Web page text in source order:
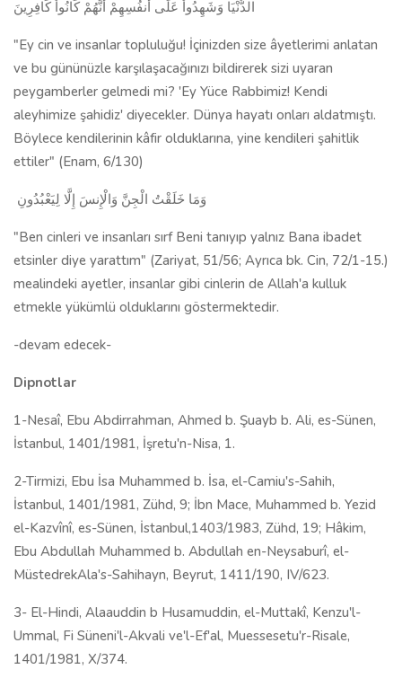
الدُّنْيَا وَشَهِدُواْ عَلَى أَنفُسِهِمْ أَنَّهُمْ كَانُواْ كَافِرِينَ
"Ey cin ve insanlar topluluğu! İçinizden size âyetlerimi anlatan
ve bu gününüzle karşılaşacağınızı bildirerek sizi uyaran
peygamberler gelmedi mi? 'Ey Yüce Rabbimiz! Kendi
aleyhimize şahidiz' diyecekler. Dünya hayatı onları aldatmıştı.
Böylece kendilerinin kâfir olduklarına, yine kendileri şahitlik
ettiler" (Enam, 6/130)
وَمَا خَلَقْتُ الْجِنَّ وَالْإِنسَ إِلَّا لِيَعْبُدُونِ
"Ben cinleri ve insanları sırf Beni tanıyıp yalnız Bana ibadet
etsinler diye yarattım" (Zariyat, 51/56; Ayrıca bk. Cin, 72/1-15.)
mealindeki ayetler, insanlar gibi cinlerin de Allah'a kulluk
etmekle yükümlü olduklarını göstermektedir.
-devam edecek-
Dipnotlar
1-Nesaî, Ebu Abdirrahman, Ahmed b. Şuayb b. Ali, es-Sünen,
İstanbul, 1401/1981, İşretu'n-Nisa, 1.
2-Tirmizi, Ebu İsa Muhammed b. İsa, el-Camiu's-Sahih,
İstanbul, 1401/1981, Zühd, 9; İbn Mace, Muhammed b. Yezid
el-Kazvînî, es-Sünen, İstanbul,1403/1983, Zühd, 19; Hâkim,
Ebu Abdullah Muhammed b. Abdullah en-Neysaburî, el-
MüstedrekAla's-Sahihayn, Beyrut, 1411/190, IV/623.
3- El-Hindi, Alaauddin b Husamuddin, el-Muttakî, Kenzu'l-
Ummal, Fi Süneni'l-Akvali ve'l-Ef'al, Muessesetu'r-Risale,
1401/1981, X/374.